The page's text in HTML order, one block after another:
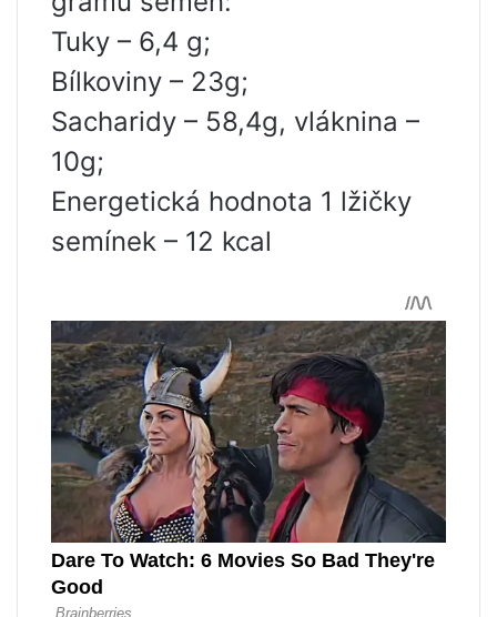
Tuky – 6,4 g;
Bílkoviny – 23g;
Sacharidy – 58,4g, vláknina –
10g;
Energetická hodnota 1 lžičky
semínek – 12 kcal